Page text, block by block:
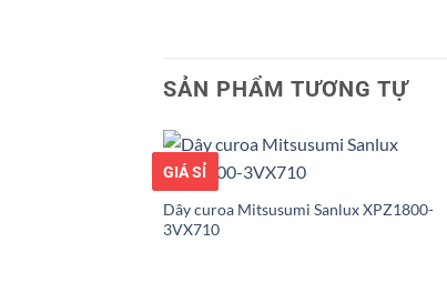
SẢN PHẨM TƯƠNG TỰ
GIÁ TỐT
GIÁ SỈ
Dây curoa Mitsusumi Sanlux XPZ1800-
3VX710